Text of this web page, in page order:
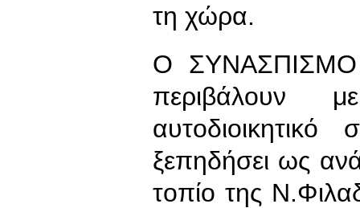
τη χώρα.
Ο ΣΥΝΑΣΠΙΣΜΟ
περιβάλουν
ξεπηδήσει ως
τοπίο της